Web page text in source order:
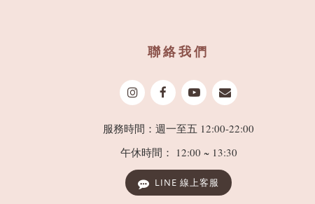
聯絡我們
服務時間：週一至五 12:00-22:00
午休時間： 12:00 ~ 13:30
LINE 線上客服